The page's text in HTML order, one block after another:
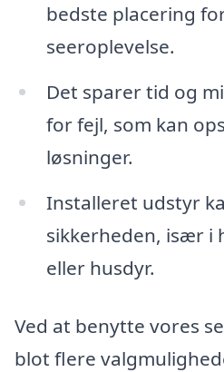
bedste placering
seeroplevelse.
Det sparer tid og
for fejl, som kan
løsninger.
Installeret udstyr
sikkerheden, især i
eller husdyr.
Ved at benytte vores
blot flere